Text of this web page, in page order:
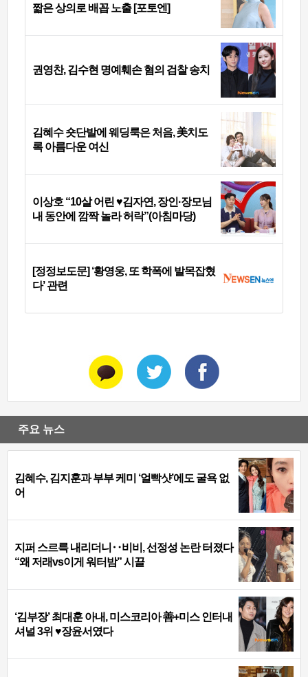
짧은 상의로 배꼽 노출 [포토엔]
권영찬, 김수현 명예훼손 혐의 검찰 송치
김혜수 숏단발에 웨딩룩은 처음, 美치도
록 아름다운 여신
이상호 “10살 어린 ♥김자연, 장인·장모님
내 동안에 깜짝 놀라 허락”(아침마당)
[정정보도문] ‘황영웅, 또 학폭에 발목잡혔
다’ 관련
주요 뉴스
김혜수, 김지훈과 부부 케미 ‘얼빡샷’에도 굴욕 없
어
지퍼 스르륵 내리더니‥비비, 선정성 논란 터졌다
“왜 저래vs이게 워터밤” 시끌
‘김부장’ 최대훈 아내, 미스코리아 善+미스 인터내
셔널 3위 ♥장윤서였다